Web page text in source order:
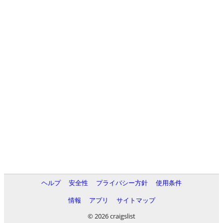
ヘルプ 安全性 プライバシー方針
使用条件
情報
アプリ
サイトマップ
© 2026 craigslist